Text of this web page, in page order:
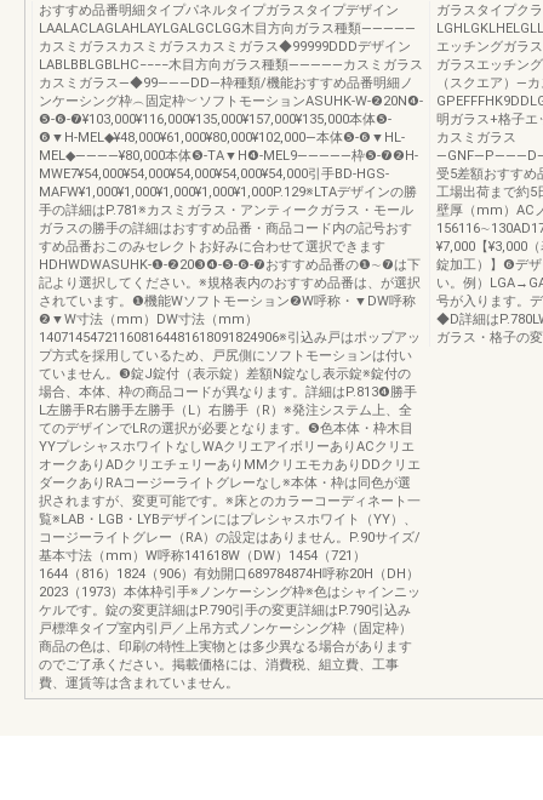
おすすめ品番明細タイプパネルタイプガラスタイプデザイン
LAALACLAGLAHLAYLGALGCLGG木目方向ガラス種類―――――
カスミガラスカスミガラスカスミガラス◆99999DDDデザイン
LABLBBLGBLHC−−−−木目方向ガラス種類―――――カスミガラス
カスミガラス―◆99―――DD―枠種類/機能おすすめ品番明細ノ
ンケーシング枠︵固定枠︶ソフトモーションASUHK-W-❷20N❹-
❺-❻-❼¥103,000¥116,000¥135,000¥157,000¥135,000本体❺-
❻▼H-MEL◆¥48,000¥61,000¥80,000¥102,000―本体❺-❻▼HL-
MEL◆――――¥80,000本体❺-TA▼H❹-MEL9―――――枠❺-❼❷H-
MWE7¥54,000¥54,000¥54,000¥54,000¥54,000引手BD-HGS-
MAFW¥1,000¥1,000¥1,000¥1,000¥1,000P.129※LTAデザインの勝
手の詳細はP.781※カスミガラス・アンティークガラス・モール
ガラスの勝手の詳細はおすすめ品番・商品コード内の記号おす
すめ品番おこのみセレクトお好みに合わせて選択できます
HDHWDWASUHK-❶-❷20❸❹-❺-❻-❼おすすめ品番の❶∼❼は下
記より選択してください。※規格表内のおすすめ品番は、が選択
されています。❶機能Wソフトモーション❷W呼称・▼DW呼称
❷▼W寸法（mm）DW寸法（mm）
140714547211608164481618091824906※引込み戸はポップアッ
プ方式を採用しているため、戸尻側にソフトモーションは付い
ていません。❸錠J錠付（表示錠）差額N錠なし表示錠※錠付の
場合、本体、枠の商品コードが異なります。詳細はP.813❹勝手
L左勝手R右勝手左勝手（L）右勝手（R）※発注システム上、全
てのデザインでLRの選択が必要となります。❺色本体・枠木目
YYプレシャスホワイトなしWAクリエアイボリーありACクリエ
オークありADクリエチェリーありMMクリエモカありDDクリエ
ダークありRAコージーライトグレーなし※本体・枠は同色が選
択されますが、変更可能です。※床とのカラーコーディネート一
覧※LAB・LGB・LYBデザインにはプレシャスホワイト（YY）、
コージーライトグレー（RA）の設定はありません。P.90サイズ/
基本寸法（mm）W呼称141618W（DW）1454（721）
1644（816）1824（906）有効開口689784874H呼称20H（DH）
2023（1973）本体枠引手※ノンケーシング枠※色はシャインニッ
ケルです。錠の変更詳細はP.790引手の変更詳細はP.790引込み
戸標準タイプ室内引戸／上吊方式ノンケーシング枠（固定枠）
商品の色は、印刷の特性上実物とは多少異なる場合があります
のでご了承ください。掲載価格には、消費税、組立費、工事
費、運賃等は含まれていません。
ガラスタイプク
エッチングガラ
ガラスエッチン
（スクエア）―
明ガラス+格子
カスミガラス
受5差額おすすめ
工場出荷まで約
壁厚（mm）AC
¥7,000【¥3,000
錠加工）】❻デザ
い。例）
号が入ります。
◆D詳細は
ガラス・格子の